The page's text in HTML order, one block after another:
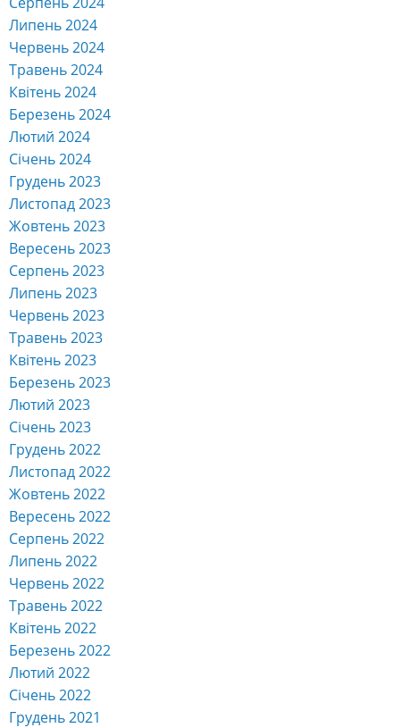
Липень 2024
Червень 2024
Травень 2024
Квітень 2024
Березень 2024
Лютий 2024
Січень 2024
Грудень 2023
Листопад 2023
Жовтень 2023
Вересень 2023
Серпень 2023
Липень 2023
Червень 2023
Травень 2023
Квітень 2023
Березень 2023
Лютий 2023
Січень 2023
Грудень 2022
Листопад 2022
Жовтень 2022
Вересень 2022
Серпень 2022
Липень 2022
Червень 2022
Травень 2022
Квітень 2022
Березень 2022
Лютий 2022
Січень 2022
Грудень 2021